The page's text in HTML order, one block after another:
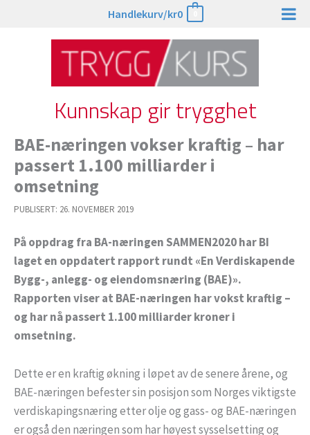
Handlekurv/kr0
Kunnskap gir trygghet
BAE-næringen vokser kraftig – har
passert 1.100 milliarder i
omsetning
PUBLISERT: 26. NOVEMBER 2019
På oppdrag fra BA-næringen SAMMEN2020 har BI
laget en oppdatert rapport rundt «En Verdiskapende
Bygg-, anlegg- og eiendomsnæring (BAE)».
Rapporten viser at BAE-næringen har vokst kraftig –
og har nå passert 1.100 milliarder kroner i
omsetning.
Dette er en kraftig økning i løpet av de senere årene, og
BAE-næringen befester sin posisjon som Norges viktigste
verdiskapingsnæring etter olje og gass- og BAE-næringen
er også den næringen som har høyest sysselsetting og